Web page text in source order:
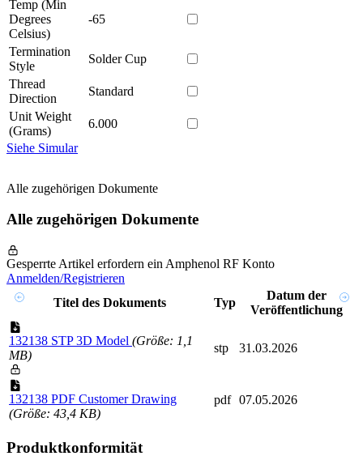
Temp (Min
Degrees
Celsius)
-65
Termination
Style
Solder Cup
Thread
Direction
Standard
Unit Weight
(Grams)
6.000
Siehe Simular
Alle zugehörigen Dokumente
Alle zugehörigen Dokumente
Gesperrte Artikel erfordern ein Amphenol RF Konto
Anmelden/Registrieren
Titel des Dokuments
Typ
Datum der
Veröffentlichung
132138 STP 3D Model (Größe: 1,1
MB)
stp 31.03.2026
132138 PDF Customer Drawing
(Größe: 43,4 KB)
pdf 07.05.2026
Produktkonformität